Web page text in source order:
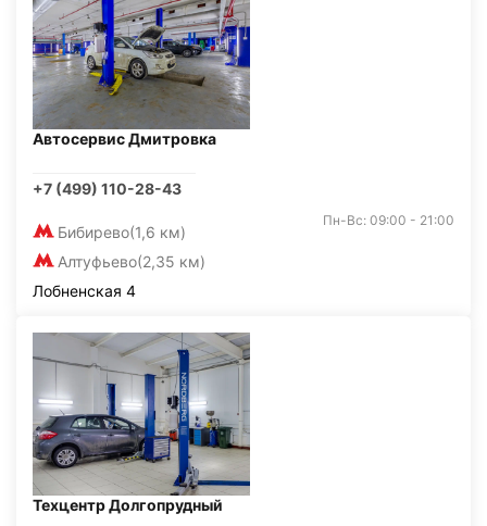
Автосервис Дмитровка
+7 (499) 110-28-43
Бибирево(1,6 км)
Алтуфьево(2,35 км)
Пн-Вс: 09:00 - 21:00
Лобненская 4
Техцентр Долгопрудный